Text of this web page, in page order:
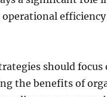
should focus
the benefits of